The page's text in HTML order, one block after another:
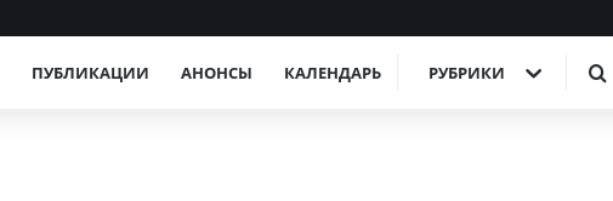
ПУБЛИКАЦИИ АНОНСЫ КАЛЕНДАРЬ РУБРИКИ